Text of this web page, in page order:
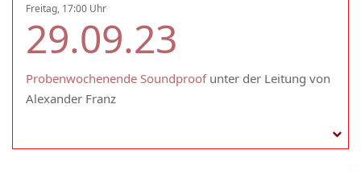
Freitag, 17:00 Uhr
29.09.23
Probenwochenende Soundproofunter der Leitung von
Alexander Franz